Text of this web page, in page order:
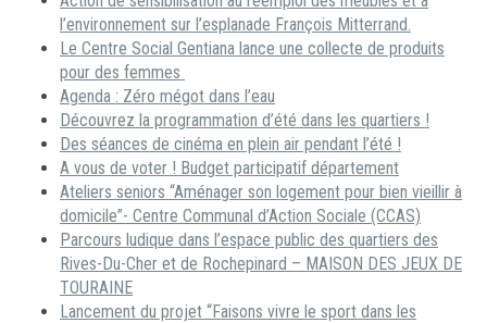
l’environnement sur l’esplanade François Mitterrand.
Le Centre Social Gentiana lance une collecte de produits
pour des femmes
Agenda : Zéro mégot dans l’eau
Découvrez la programmation d’été dans les quartiers !
Des séances de cinéma en plein air pendant l’été !
A vous de voter ! Budget participatif département
Ateliers seniors “Aménager son logement pour bien vieillir à
domicile”- Centre Communal d’Action Sociale (CCAS)
Parcours ludique dans l’espace public des quartiers des
Rives-Du-Cher et de Rochepinard – MAISON DES JEUX DE
TOURAINE
Lancement du projet “Faisons vivre le sport dans les